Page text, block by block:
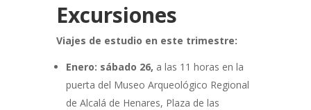
Excursiones
Viajes de estudio en este trimestre:
Enero: sábado 26, a las 11 horas en la
puerta del Museo Arqueológico Regional
de Alcalá de Henares, Plaza de las